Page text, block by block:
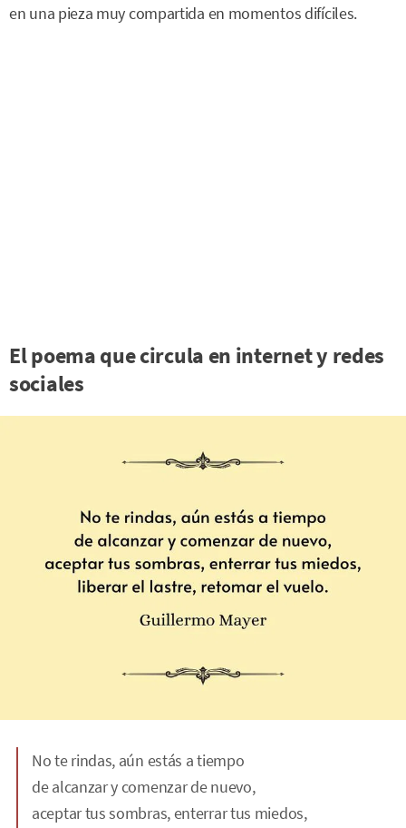
en una pieza muy compartida en momentos difíciles.
El poema que circula en internet y redes
sociales
No te rindas, aún estás a tiempo
de alcanzar y comenzar de nuevo,
aceptar tus sombras, enterrar tus miedos,